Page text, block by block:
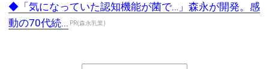
◆「気になっていた認知機能が菌で…」森永が開発。感
動の70代続... PR(森永乳業)